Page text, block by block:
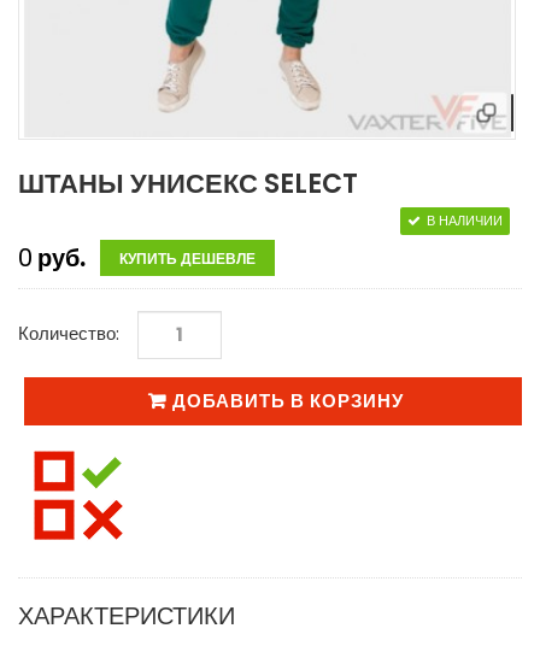
ШТАНЫ УНИСЕКС SELECT
0 руб. КУПИТЬ ДЕШЕВЛЕ
В НАЛИЧИИ
Количество:
ДОБАВИТЬ В КОРЗИНУ
ХАРАКТЕРИСТИКИ